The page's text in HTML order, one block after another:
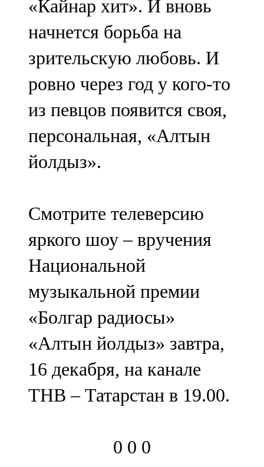
«Кайнар хит». И вновь
начнется борьба на
зрительскую любовь. И
ровно через год у кого-то
из певцов появится своя,
персональная, «Алтын
йолдыз».
Смотрите телеверсию
яркого шоу – вручения
Национальной
музыкальной премии
«Болгар радиосы»
«Алтын йолдыз» завтра,
16 декабря, на канале
ТНВ – Татарстан в 19.00.
0 0 0